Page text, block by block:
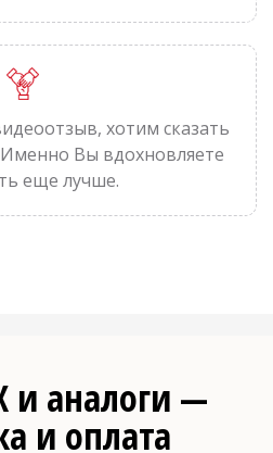
хотим сказать
Вы вдохновляете
еще лучше.
и аналоги —
и оплата